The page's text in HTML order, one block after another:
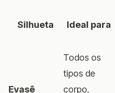
Silhueta Ideal para
Evasê
Todos os
tipos de
corpo,